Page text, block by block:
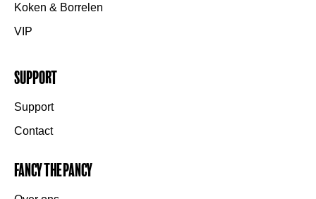
Koken & Borrelen
VIP
Support
Support
Contact
Fancy the Pancy